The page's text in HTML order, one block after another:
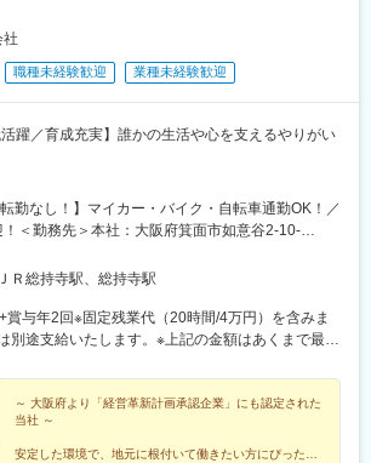
職種未経験歓迎 業種未経験歓迎
活躍／育成充実】誰かの生活や心を支えるやりがい
転勤なし！】マイカー・バイク・自転車通勤OK！／
！＜勤務先＞本社：大阪府箕面市如意谷2-10-
輪場完備）＜アクセス＞御堂筋線「箕面萱野駅」
急行「千里中央駅」 車10分阪急「箕面駅」 徒
Ｒ総持寺駅、総持寺駅
賞与年2回※固定残業代（20時間/4万円）を含みま
途支給いたします。※上記の金額はあくまで最低
～ 大阪府より「経営革新計画承認企業」にも認定された
当社 ～
安定した環境で、地元に根付いて働きたい方にぴったり